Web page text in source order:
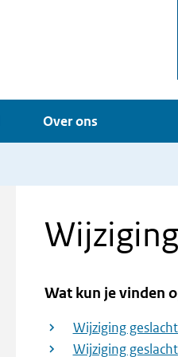
Over ons
Wat kun je vinden
Wijziging
Wijziging